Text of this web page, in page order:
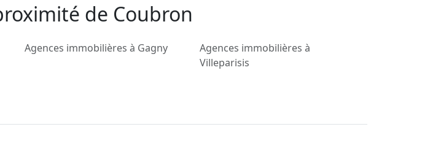
de Coubron
Agences immobilières à Gagny
Agences immobilières à
Villeparisis